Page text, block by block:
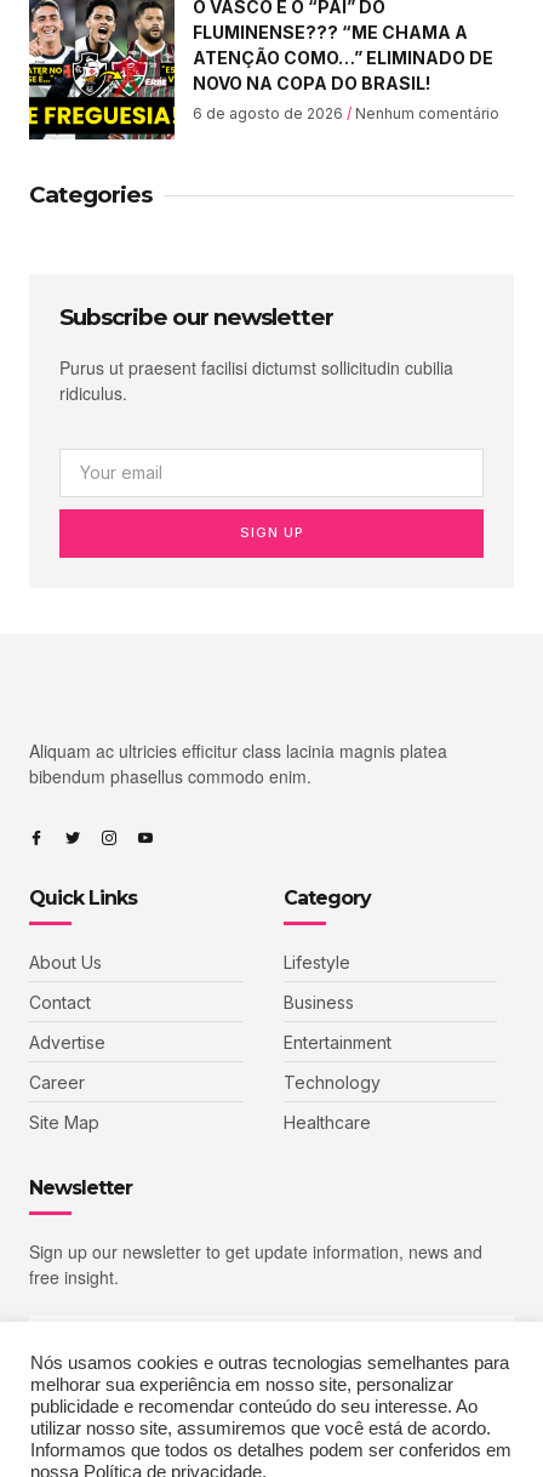
O VASCO É O “PAI” DO
FLUMINENSE??? “ME CHAMA A
ATENÇÃO COMO…” ELIMINADO DE
NOVO NA COPA DO BRASIL!
6 de agosto de 2026 Nenhum comentário
Categories
Subscribe our newsletter
Purus ut praesent facilisi dictumst sollicitudin cubilia
ridiculus.
SIGN UP
Aliquam ac ultricies efficitur class lacinia magnis platea
bibendum phasellus commodo enim.
Quick Links
About Us
Contact
Advertise
Career
Site Map
Category
Lifestyle
Business
Entertainment
Technology
Healthcare
Newsletter
Sign up our newsletter to get update information, news and
free insight.
SIGN UP
Nós usamos cookies e outras tecnologias semelhantes para
melhorar sua experiência em nosso site, personalizar
publicidade e recomendar conteúdo do seu interesse. Ao
utilizar nosso site, assumiremos que você está de acordo.
Informamos que todos os detalhes podem ser conferidos em
nossa Política de privacidade.